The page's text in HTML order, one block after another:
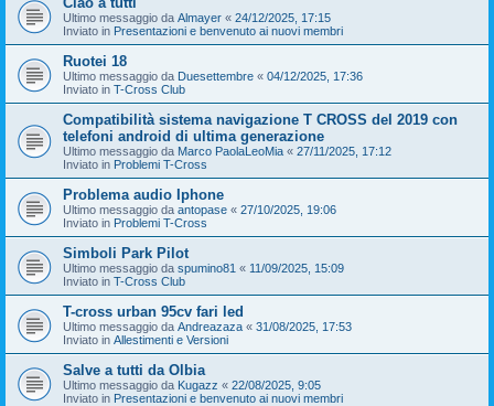
Ultimo messaggio da Almayer « 24/12/2025, 17:15
Inviato in Presentazioni e benvenuto ai nuovi membri
Ruotei 18
Ultimo messaggio da Duesettembre « 04/12/2025, 17:36
Inviato in T-Cross Club
Compatibilità sistema navigazione T CROSS del 2019 con
telefoni android di ultima generazione
Ultimo messaggio da Marco PaolaLeoMia « 27/11/2025, 17:12
Inviato in Problemi T-Cross
Problema audio Iphone
Ultimo messaggio da antopase « 27/10/2025, 19:06
Inviato in Problemi T-Cross
Simboli Park Pilot
Ultimo messaggio da spumino81 « 11/09/2025, 15:09
Inviato in T-Cross Club
T-cross urban 95cv fari led
Ultimo messaggio da Andreazaza « 31/08/2025, 17:53
Inviato in Allestimenti e Versioni
Salve a tutti da Olbia
Ultimo messaggio da Kugazz « 22/08/2025, 9:05
Inviato in Presentazioni e benvenuto ai nuovi membri